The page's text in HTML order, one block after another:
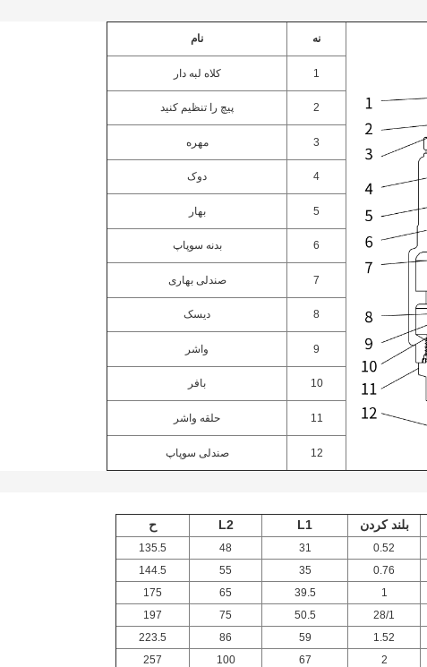
نه نام
1 کلاه لبه دار
2 پیچ را تنظیم کنید
3 مهره
4 دوک
5 بهار
6 بدنه سوپاپ
7 صندلی بهاری
8 دیسک
9 واشر
10 بافر
11 حلقه واشر
12 صندلی سوپاپ
بلند کردن L1
L2 ح
0.52
31
48
135.5
0.76
35
55
144.5
1
39.5
65
175
28/1
50.5
75
197
1.52
59
86
223.5
2
67
100
257